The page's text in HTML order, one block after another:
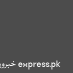
express.pk